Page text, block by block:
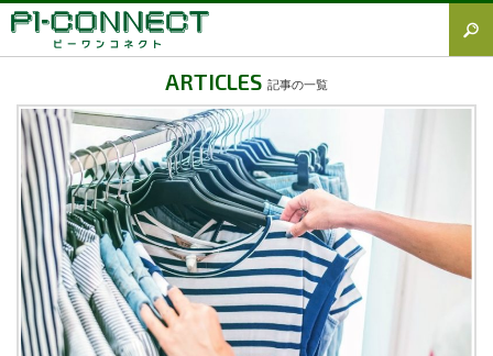
Tシャツ図鑑
オリジナルTシャツ
オリジナルウェア
ブランド徹底解説
プラスワン
加工方法徹底解説
調査レポート
ARTICLES 記事の一覧